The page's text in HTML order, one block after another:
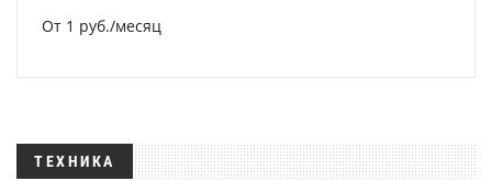
От 1 руб./месяц
ТЕХНИКА